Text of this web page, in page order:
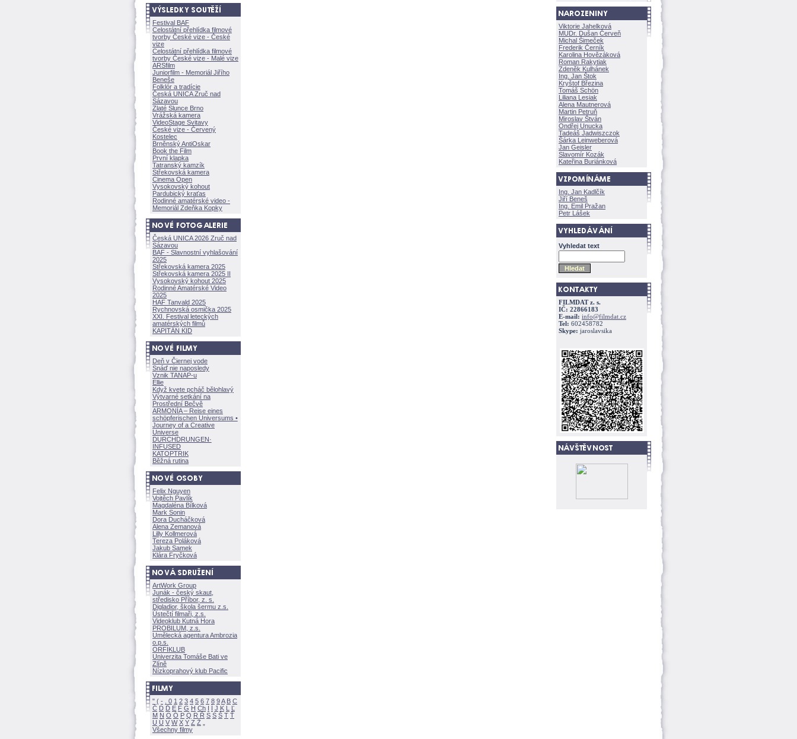
Festival BAF
Celostátní přehlídka filmové
tvorby České vize - České
vize
Celostátní přehlídka filmové
tvorby České vize - Malé vize
ARSfilm
Juniorfilm - Memoriál Jiřího
Beneše
Folklór a tradície
Česká UNICA Zruč nad
Sázavou
Zlaté Slunce Brno
Vrážská kamera
VideoStage Svitavy
České vize - Červený
Kostelec
Brněnský AntiOskar
Book the Film
První klapka
Tatranský kamzík
Střekovská kamera
Cinema Open
Vysokovský kohout
Pardubický kraťas
Rodinné amatérské video -
Memoriál Zdeňka Kopky
Česká UNICA 2026 Zruč nad
Sázavou
BAF - Slavnostní vyhlašování
2025
Střekovská kamera 2025
Střekovská kamera 2025 II
Vysokovský kohout 2025
Rodinné Amatérské Video
2025
HAF Tanvald 2025
Rychnovská osmička 2025
XXI. Festival leteckých
amatérských filmů
KAPITÁN KID
Deň v Čiernej vode
Snáď nie naposledy
Vznik TANAP-u
Ellie
Když kvete pcháč bělohlavý
Výtvarné setkání na
Prostřední Bečvě
ARMONÍA – Reise eines
schöpferischen Universums •
Journey of a Creative
Universe
DURCHDRUNGEN·
INFUSED
KATOPTRIK
Běžná rutina
Felix Nguyen
Vojtěch Pavlík
Magdaléna Bílkov
Mark Sonin
Dora Ducháčkov
Alena Zemanov
Lilly Kollmerov
Tereza Polákov
Jakub Samek
Klára Fryčkov
ArtWork Group
Junák - český skaut,
středisko Příbor, z. s.
Digladior, škola šermu z.s.
Ústečtí filmaři, z.s.
Videoklub Kutná Hora
PROBILUM, z.s.
Umělecká agentura Ambrozia
o.p.s.
ORFIKLUB
Univerzita Tomáše Bati ve
Zlíně
Nízkoprahový klub Pacific
" ( - 0 1 2 3 4 5 6 7 8 9A B C
Č D Ď E F G H Ch I Í J K L
Ľ
M N O Ó P Q R Ř S Ś T Ť
U Ú V W X Y Z
Všechny filmy
Viktorie Jahelkov
MUDr. Dušan Červeň
Michal Šimeček
Frederik Černík
Karolina Hovězákov
Roman Rakytiak
Zdeněk Kulhánek
Ing. Jan Štok
Kryštof Březina
Tomáš Schön
Liliana Lesiak
Alena Mautnerov
Martin Petruň
Miroslav Štván
Ondřej Unucka
Tadeáš Jadwiszczok
rka Leinweberov
Jan Geisler
Slavomír Kozák
Kateřina Buriánkov
Ing. Jan Kadlčík
Jiří Bene
Ing. Emil Pražan
Petr Lášek
Vyhledat text
FILMDAT z. s.
IČ: 22866183
E-mail: info@filmdat.cz
Tel: 602458782
Skype: jaroslavsika